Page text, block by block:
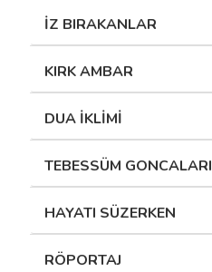
İZ BIRAKANLAR
KIRK AMBAR
DUA İKLİMİ
TEBESSÜM GONCALARI
HAYATI SÜZERKEN
RÖPORTAJ